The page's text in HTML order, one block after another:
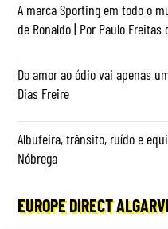
A marca Sporting em todo o
de Ronaldo | Por Paulo Freitas
Do amor ao ódio vai apenas
Dias Freire
Albufeira, trânsito, ruído e
Nóbrega
EUROPE DIRECT